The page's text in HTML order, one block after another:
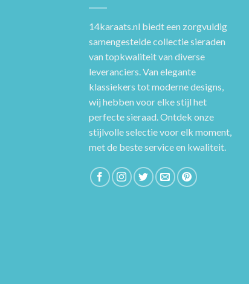
14karaats.nl biedt een zorgvuldig
samengestelde collectie sieraden
van topkwaliteit van diverse
leveranciers. Van elegante
klassiekers tot moderne designs,
wij hebben voor elke stijl het
perfecte sieraad. Ontdek onze
stijlvolle selectie voor elk moment,
met de beste service en kwaliteit.